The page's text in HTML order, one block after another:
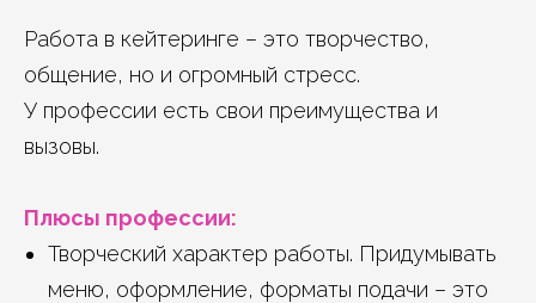
Работа в кейтеринге – это творчество,
общение, но и огромный стресс.
У профессии есть свои преимущества и
вызовы.
Плюсы профессии:
Творческий характер работы. Придумывать
меню, оформление, форматы подачи – это